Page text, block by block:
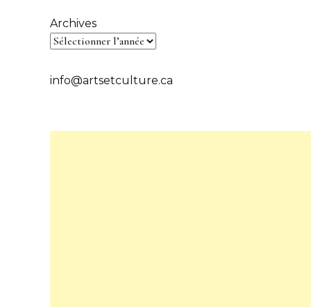
Archives
info@artsetculture.ca